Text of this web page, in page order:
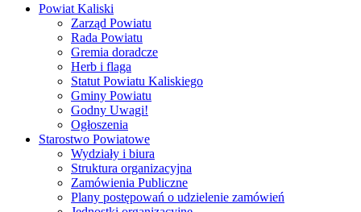
Powiat Kaliski
Zarząd Powiatu
Rada Powiatu
Gremia doradcze
Herb i flaga
Statut Powiatu Kaliskiego
Gminy Powiatu
Godny Uwagi!
Ogłoszenia
Starostwo Powiatowe
Wydziały i biura
Struktura organizacyjna
Zamówienia Publiczne
Plany postępowań o udzielenie zamówień